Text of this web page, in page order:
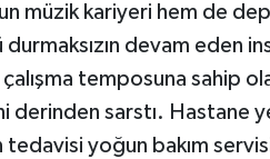
müzik kariyeri hem de
devam eden
temposuna sahip
derinden sarstı. Hastane
tedavisi yoğun bakım